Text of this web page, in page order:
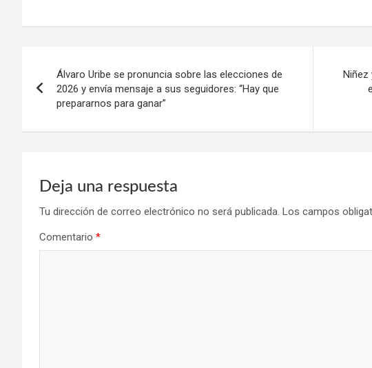
de
entradas
Álvaro Uribe se pronuncia sobre las elecciones de
2026 y envía mensaje a sus seguidores: “Hay que
prepararnos para ganar”
Niñez
Deja una respuesta
Tu dirección de correo electrónico no será publicada. Los campos
Comentario *